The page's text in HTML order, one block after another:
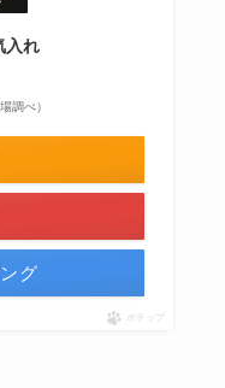
入れ
調べ）
グ
ポチップ